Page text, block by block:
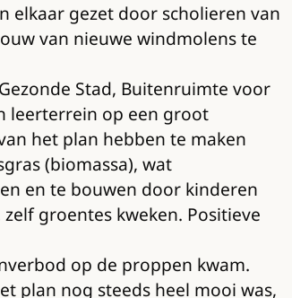
elkaar gezet door scholieren van
van nieuwe windmolens te
Stad, Buitenruimte voor
leerterrein op een groot
het plan hebben te maken
(biomassa), wat
en te bouwen door kinderen
groentes kweken. Positieve
op de proppen kwam.
plan nog steeds heel mooi was,